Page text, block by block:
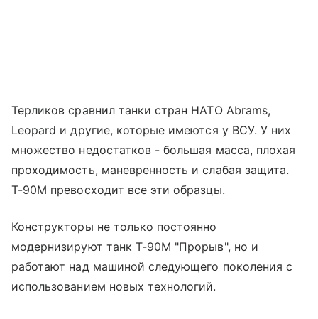
Терликов сравнил танки стран НАТО Abrams,
Leopard и другие, которые имеются у ВСУ. У них
множество недостатков - большая масса, плохая
проходимость, маневренность и слабая защита.
Т-90М превосходит все эти образцы.
Конструкторы не только постоянно
модернизируют танк Т-90М "Прорыв", но и
работают над машиной следующего поколения с
использованием новых технологий.